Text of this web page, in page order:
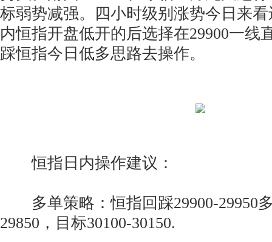
标弱势减强。四小时级别涨势今日来
内恒指开盘低开的后选择在29900一线
踩恒指今日低多思路去操作。
恒指日内操作建议：
多单策略：恒指回踩29900-29950
29850，目标30100-30150.